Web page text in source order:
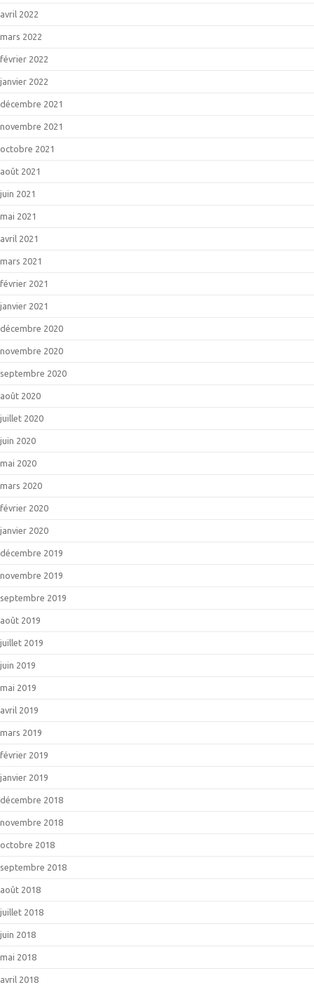
avril 2022
mars 2022
février 2022
janvier 2022
décembre 2021
novembre 2021
octobre 2021
août 2021
juin 2021
mai 2021
avril 2021
mars 2021
février 2021
janvier 2021
décembre 2020
novembre 2020
septembre 2020
août 2020
juillet 2020
juin 2020
mai 2020
mars 2020
février 2020
janvier 2020
décembre 2019
novembre 2019
septembre 2019
août 2019
juillet 2019
juin 2019
mai 2019
avril 2019
mars 2019
février 2019
janvier 2019
décembre 2018
novembre 2018
octobre 2018
septembre 2018
août 2018
juillet 2018
juin 2018
mai 2018
avril 2018